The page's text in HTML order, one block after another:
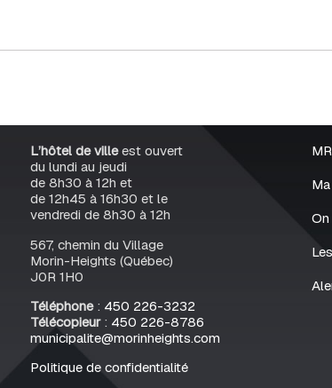
L’hôtel de villeest ouvert
du lundi au jeudi
de 8h30 à 12h et
de 12h45 à 16h30 et le
vendredi de 8h30 à 12h
567, chemin du Village
Morin-Heights (Québec)
J0R 1H0
Téléphone: 450 226-3232
Télécopieur: 450 226-8786
municipalite@morinheights.com
Politique de confidentialité